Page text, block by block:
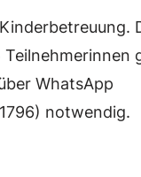
Teilnehmerinnen
WhatsApp
notwendig.